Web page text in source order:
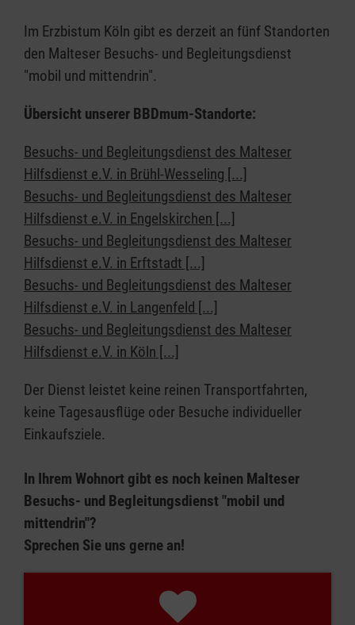
Im Erzbistum Köln gibt es derzeit an fünf Standorten
den Malteser Besuchs- und Begleitungsdienst
"mobil und mittendrin".
Übersicht unserer BBDmum-Standorte:
Besuchs- und Begleitungsdienst des Malteser
Hilfsdienst e.V. in Brühl-Wesseling [...]
Besuchs- und Begleitungsdienst des Malteser
Hilfsdienst e.V. in Engelskirchen [...]
Besuchs- und Begleitungsdienst des Malteser
Hilfsdienst e.V. in Erftstadt [...]
Besuchs- und Begleitungsdienst des Malteser
Hilfsdienst e.V. in Langenfeld [...]
Besuchs- und Begleitungsdienst des Malteser
Hilfsdienst e.V. in Köln [...]
Der Dienst leistet keine reinen Transportfahrten,
keine Tagesausflüge oder Besuche individueller
Einkaufsziele.
In Ihrem Wohnort gibt es noch keinen Malteser
Besuchs- und Begleitungsdienst "mobil und
mittendrin"?
Sprechen Sie uns gerne an!